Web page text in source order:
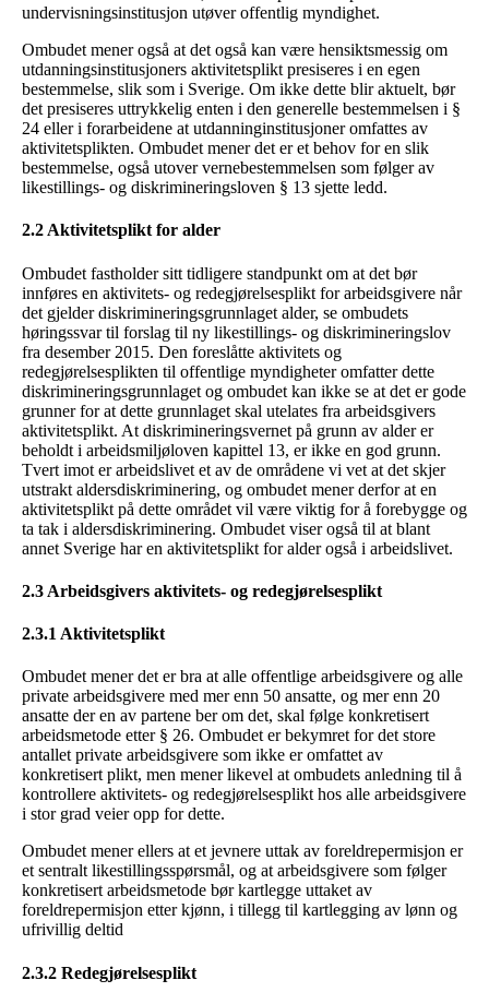
undervisningsinstitusjon utøver offentlig myndighet.
Ombudet mener også at det også kan være hensiktsmessig om
utdanningsinstitusjoners aktivitetsplikt presiseres i en egen
bestemmelse, slik som i Sverige. Om ikke dette blir aktuelt, bør
det presiseres uttrykkelig enten i den generelle bestemmelsen i §
24 eller i forarbeidene at utdanninginstitusjoner omfattes av
aktivitetsplikten. Ombudet mener det er et behov for en slik
bestemmelse, også utover vernebestemmelsen som følger av
likestillings- og diskrimineringsloven § 13 sjette ledd.
2.2 Aktivitetsplikt for alder
Ombudet fastholder sitt tidligere standpunkt om at det bør
innføres en aktivitets- og redegjørelsesplikt for arbeidsgivere når
det gjelder diskrimineringsgrunnlaget alder, se ombudets
høringssvar til forslag til ny likestillings- og diskrimineringslov
fra desember 2015. Den foreslåtte aktivitets og
redegjørelsesplikten til offentlige myndigheter omfatter dette
diskrimineringsgrunnlaget og ombudet kan ikke se at det er gode
grunner for at dette grunnlaget skal utelates fra arbeidsgivers
aktivitetsplikt. At diskrimineringsvernet på grunn av alder er
beholdt i arbeidsmiljøloven kapittel 13, er ikke en god grunn.
Tvert imot er arbeidslivet et av de områdene vi vet at det skjer
utstrakt aldersdiskriminering, og ombudet mener derfor at en
aktivitetsplikt på dette området vil være viktig for å forebygge og
ta tak i aldersdiskriminering. Ombudet viser også til at blant
annet Sverige har en aktivitetsplikt for alder også i arbeidslivet.
2.3 Arbeidsgivers aktivitets- og redegjørelsesplikt
2.3.1 Aktivitetsplikt
Ombudet mener det er bra at alle offentlige arbeidsgivere og alle
private arbeidsgivere med mer enn 50 ansatte, og mer enn 20
ansatte der en av partene ber om det, skal følge konkretisert
arbeidsmetode etter § 26. Ombudet er bekymret for det store
antallet private arbeidsgivere som ikke er omfattet av
konkretisert plikt, men mener likevel at ombudets anledning til å
kontrollere aktivitets- og redegjørelsesplikt hos alle arbeidsgivere
i stor grad veier opp for dette.
Ombudet mener ellers at et jevnere uttak av foreldrepermisjon er
et sentralt likestillingsspørsmål, og at arbeidsgivere som følger
konkretisert arbeidsmetode bør kartlegge uttaket av
foreldrepermisjon etter kjønn, i tillegg til kartlegging av lønn og
ufrivillig deltid
2.3.2 Redegjørelsesplikt